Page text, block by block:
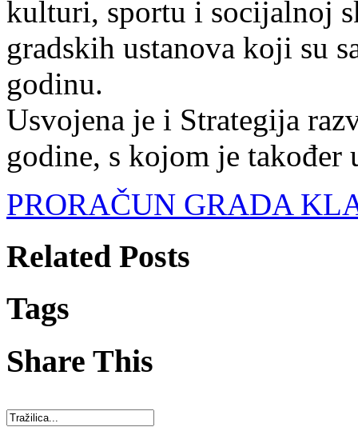
kulturi, sportu i socijalnoj
gradskih ustanova koji su
godinu.
Usvojena je i Strategija
godine, s kojom je također
PRORAČUN GRADA
Related Posts
Tags
Share This